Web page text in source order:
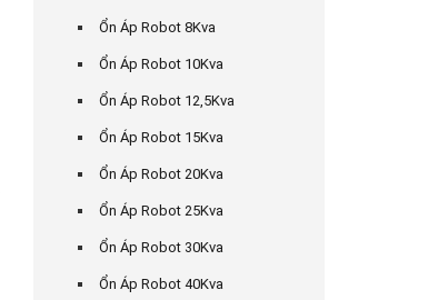
Ổn Áp Robot 8Kva
Ổn Áp Robot 10Kva
Ổn Áp Robot 12,5Kva
Ổn Áp Robot 15Kva
Ổn Áp Robot 20Kva
Ổn Áp Robot 25Kva
Ổn Áp Robot 30Kva
Ổn Áp Robot 40Kva